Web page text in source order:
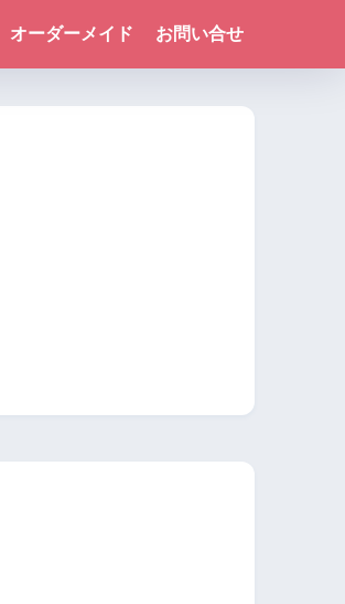
オーダーメイド お問い合せ